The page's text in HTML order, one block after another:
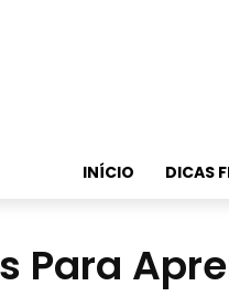
INÍCIO DICAS
Para